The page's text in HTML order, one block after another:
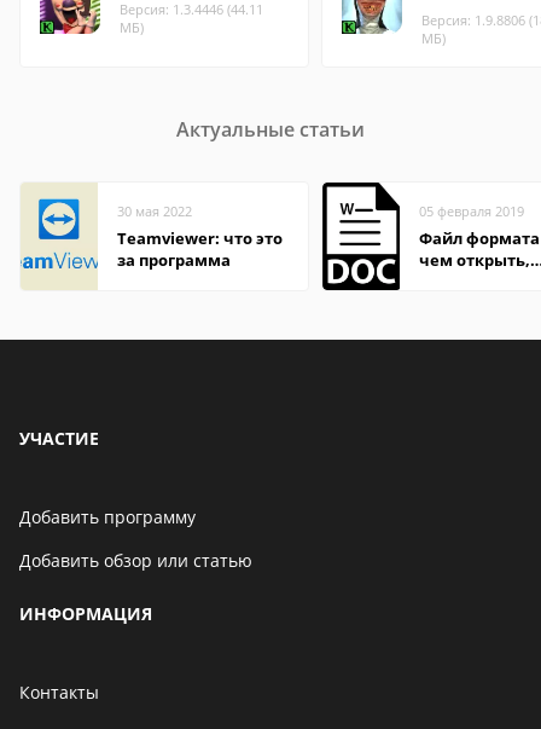
Версия: 1.3.4446 (44.11
МБ)
Версия: 1.9.8806
МБ)
Актуальные статьи
30 мая 2022
Teamviewer: что это
за программа
05 февраля 2019
Файл формата
чем открыть,
УЧАСТИЕ
Добавить программу
Добавить обзор или статью
ИНФОРМАЦИЯ
Контакты